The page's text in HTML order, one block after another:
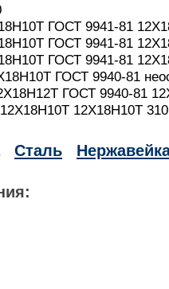
ГОСТ 9941-81
ГОСТ 9941-81
ГОСТ 9941-81
ГОСТ 9940-81
ГОСТ 9940-81
12Х18Н10Т 310
Сталь